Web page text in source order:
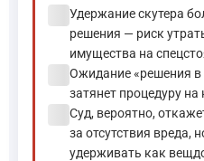
Удержание скутера
решения — риск
имущества на
Ожидание «решения в
затянет процедуру
Суд, вероятно,
за отсутствия вреда,
удерживать как